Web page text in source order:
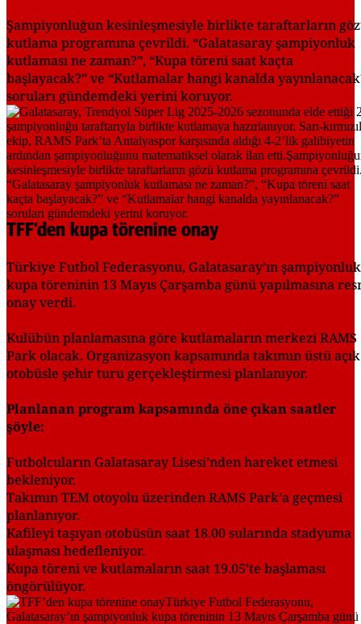
Şampiyonluğun kesinleşmesiyle birlikte taraftarların
kutlama programına çevrildi. “Galatasaray şampiyonluk
kutlaması ne zaman?”, “Kupa töreni saat kaçta
başlayacak?” ve “Kutlamalar hangi kanalda
soruları gündemdeki yerini koruyor.
TFF’den kupa törenine onay
Türkiye Futbol Federasyonu, Galatasaray’ın şampiyonluk
kupa töreninin 13 Mayıs Çarşamba günü yapılmasına
onay verdi.
Kulübün planlamasına göre kutlamaların merkezi RAMS
Park olacak. Organizasyon kapsamında takımın üstü açık
otobüsle şehir turu gerçekleştirmesi planlanıyor.
Planlanan program kapsamında öne çıkan saatler
şöyle:
Futbolcuların Galatasaray Lisesi’nden hareket etmesi
bekleniyor.
Takımın TEM otoyolu üzerinden RAMS Park’a geçmesi
planlanıyor.
Kafileyi taşıyan otobüsün saat 18.00 sularında stadyuma
ulaşması hedefleniyor.
Kupa töreni ve kutlamaların saat 19.05’te başlaması
öngörülüyor.